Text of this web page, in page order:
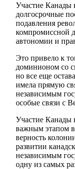
Участие Канады
долгосрочные
подавления
компромиссной
автономии и
Это привело к
доминионом со
но все еще
имела прямую
независимым
особые связи с
Участие Канады
важным этапом
верность
развитии
независимым
одну из самых